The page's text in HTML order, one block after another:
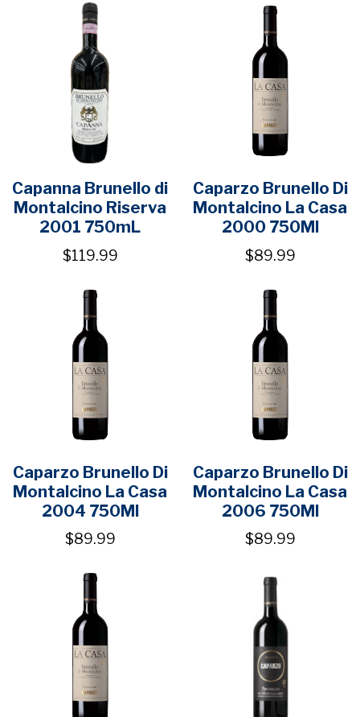
Capanna Brunello di
Montalcino Riserva
2001 750mL
$119.99
Caparzo Brunello Di
Montalcino La Casa
2000 750Ml
$89.99
Caparzo Brunello Di
Montalcino La Casa
2004 750Ml
$89.99
Caparzo Brunello Di
Montalcino La Casa
2006 750Ml
$89.99